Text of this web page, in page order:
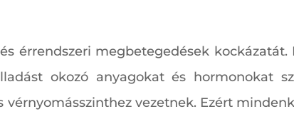
érrendszeri megbetegedések kockázatát.
okozó anyagokat és hormonokat
vezetnek. Ezért